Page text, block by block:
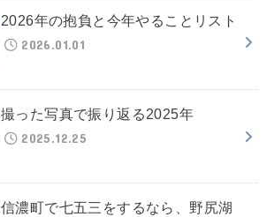
2026年の抱負と今年やることリスト
2026.01.01
撮った写真で振り返る2025年
2025.12.25
信濃町で七五三をするなら、野尻湖